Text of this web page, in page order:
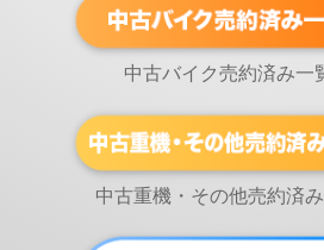
中古バイク売約済み一
中古重機・その他売約済